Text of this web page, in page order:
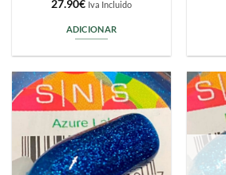
27.90€ Iva Incluido
ADICIONAR